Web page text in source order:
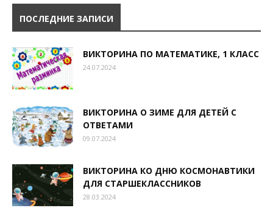
ПОСЛЕДНИЕ ЗАПИСИ
ВИКТОРИНА ПО МАТЕМАТИКЕ, 1 КЛАСС
24.07.2024
ВИКТОРИНА О ЗИМЕ ДЛЯ ДЕТЕЙ С
ОТВЕТАМИ
09.07.2024
ВИКТОРИНА КО ДНЮ КОСМОНАВТИКИ
ДЛЯ СТАРШЕКЛАССНИКОВ
28.03.2024